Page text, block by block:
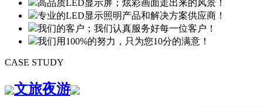
高品质LED显示屏；炫彩画面走出来的风景！
专业的LED显示照明产品和解决方案供应商！
我们的客户；我们认真服务好每一位客户！
我们用100%的努力，只为您10分的满意！
CASE STUDY
文旅夜游